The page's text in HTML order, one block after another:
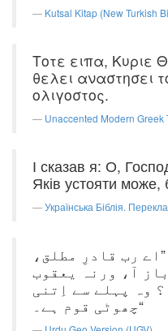
Kutsal Kitap (New Turkish
Τοτε ειπα, Κυριε
θελει αναστησει
ολιγοστος.
Unaccented Modern Greek
І сказав я: О,
Яків устояти може,
Українська Біблія.
رب قادرِ مطلق،
آ، ورنہ یعقوب
وہ پہلے سے اِتنی
چھوٹی قوم ہے۔“